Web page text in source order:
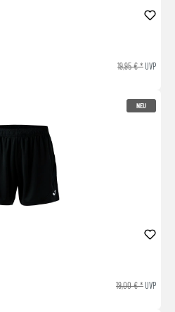
19,95 € *UVP
NEU
19,00 € *UVP